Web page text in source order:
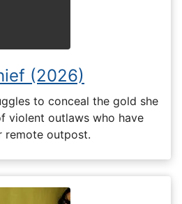
(2026)
to conceal the gold she
violent outlaws who have
remote outpost.